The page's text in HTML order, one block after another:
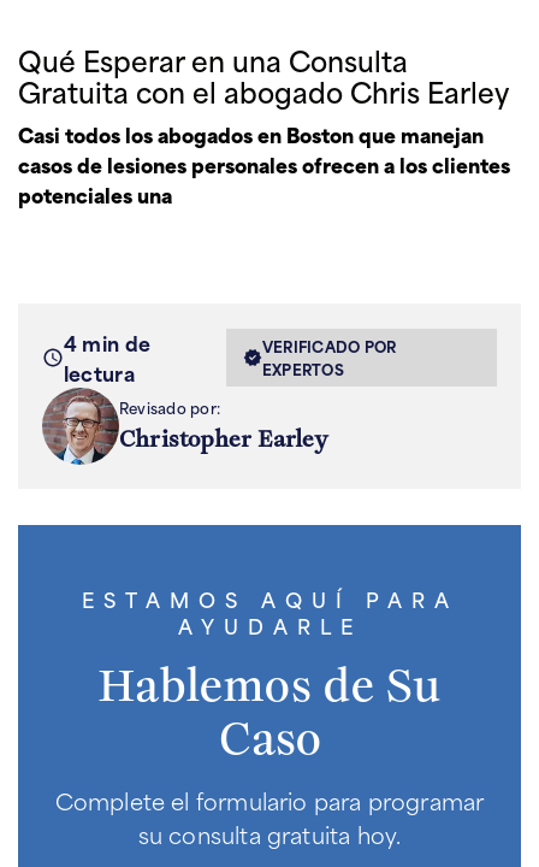
Qué Esperar en una Consulta
Gratuita con el abogado Chris Earley
Casi todos los abogados en Boston que manejan
casos de lesiones personales ofrecen a los clientes
potenciales una
4 min de
lectura
VERIFICADO POR
EXPERTOS
Revisado por:
Christopher Earley
ESTAMOS AQUÍ PARA
AYUDARLE
Hablemos de Su
Caso
Complete el formulario para programar
su consulta gratuita hoy.